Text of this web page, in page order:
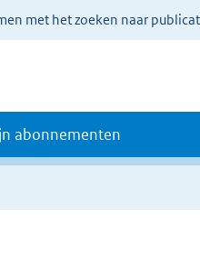
met het zoeken naar
abonnementen